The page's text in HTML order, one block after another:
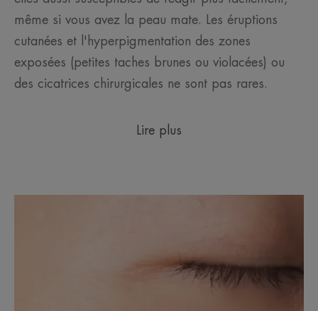
même si vous avez la peau mate. Les éruptions
cutanées et l'hyperpigmentation des zones
exposées (petites taches brunes ou violacées) ou
des cicatrices chirurgicales ne sont pas rares.
Lire plus